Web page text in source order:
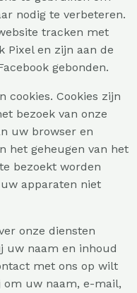
nodig te verbeteren.
tracken met
Pixel en zijn aan de
gebonden.
cookies. Cookies zijn
bezoek van onze
uw browser en
het geheugen van het
bezoekt worden
apparaten niet
onze diensten
uw naam en inhoud
met ons op wilt
om uw naam, e-mail,